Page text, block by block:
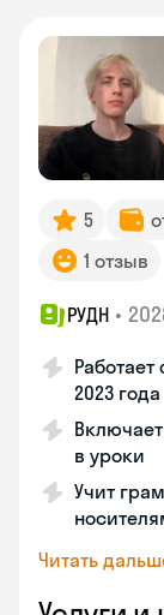
5
1 отзыв
РУДН •
2023 года
в уроки
Учит
Читать